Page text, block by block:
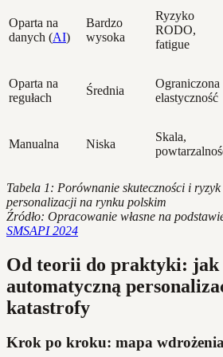
Oparta na
danych (AI)
Bardzo
wysoka
Ryzyko
RODO,
fatigue
Oparta na
regułach
Średnia
Ograniczona
elastyczność
Manualna Niska
Skala,
Tabela 1: Porównanie skuteczności i
personalizacji na rynku polskim
Źródło: Opracowanie własne na
SMSAPI 2024
Od teorii do praktyki: jak
automatyczną
katastrofy
Krok po kroku: mapa